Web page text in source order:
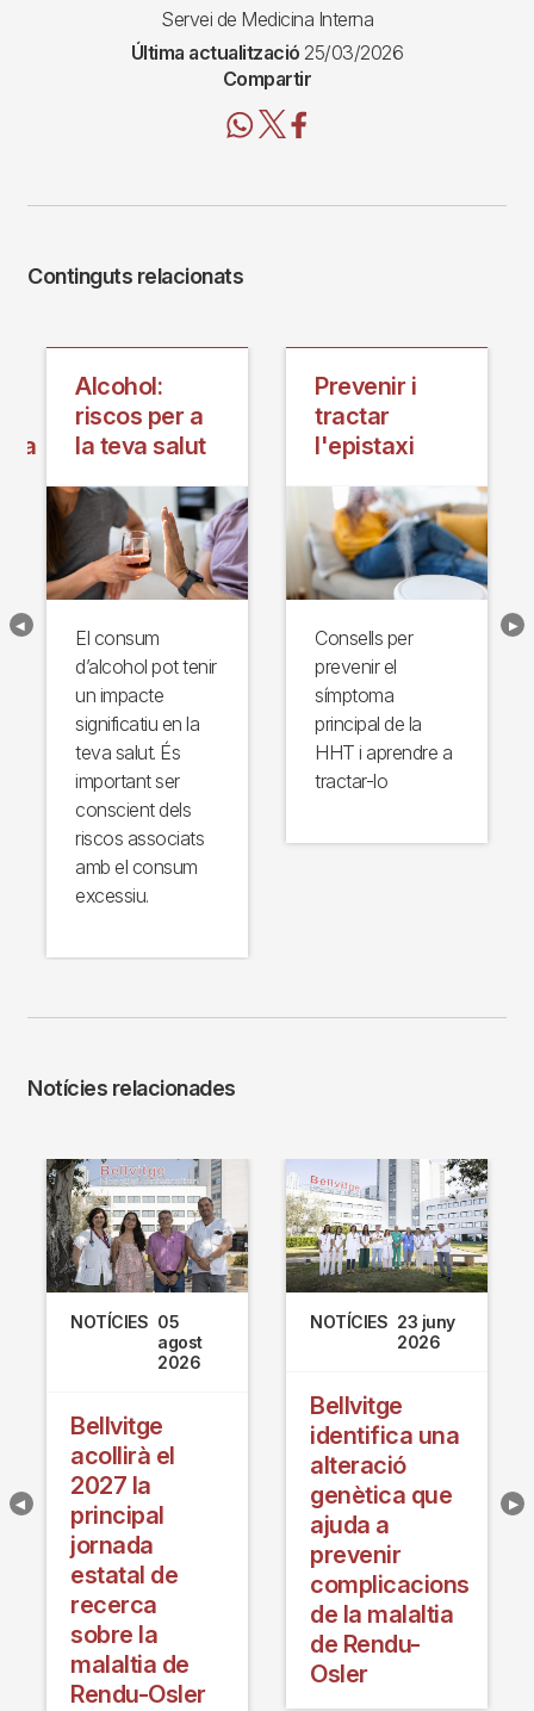
Servei de Medicina Interna
Última actualització 25/03/2026
Compartir
Continguts relacionats
Alcohol:
riscos per a
la teva salut
El consum
d’alcohol pot tenir
un impacte
significatiu en la
teva salut. És
important ser
conscient dels
riscos associats
amb el consum
excessiu.
Prevenir i
tractar
l'epistaxi
Consells per
prevenir el
símptoma
principal de la
HHT i aprendre a
tractar-lo
Notícies relacionades
NOTÍCIES 05
agost
2026
Bellvitge
acollirà el
2027 la
principal
jornada
estatal de
recerca
sobre la
malaltia de
Rendu-Osler
NOTÍCIES 23 juny
2026
Bellvitge
identifica una
alteració
genètica que
ajuda a
prevenir
complicacions
de la malaltia
de Rendu-
Osler